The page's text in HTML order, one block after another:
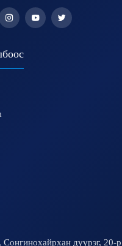
Сонгинохайрхан дүүрэг, 20-